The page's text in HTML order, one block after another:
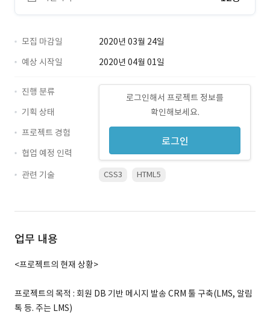
모집 마감일
2020년 03월 24일
예상 시작일
2020년 04월 01일
로그인해서 프로젝트 정보를
확인해보세요.
로그인
진행 분류
기획 상태
프로젝트 경험
협업 예정 인력
관련 기술
CSS3 HTML5
업무 내용
<프로젝트의 현재 상황>
프로젝트의 목적 : 회원 DB 기반 메시지 발송 CRM 툴 구축(LMS, 알림
톡 등. 주는 LMS)